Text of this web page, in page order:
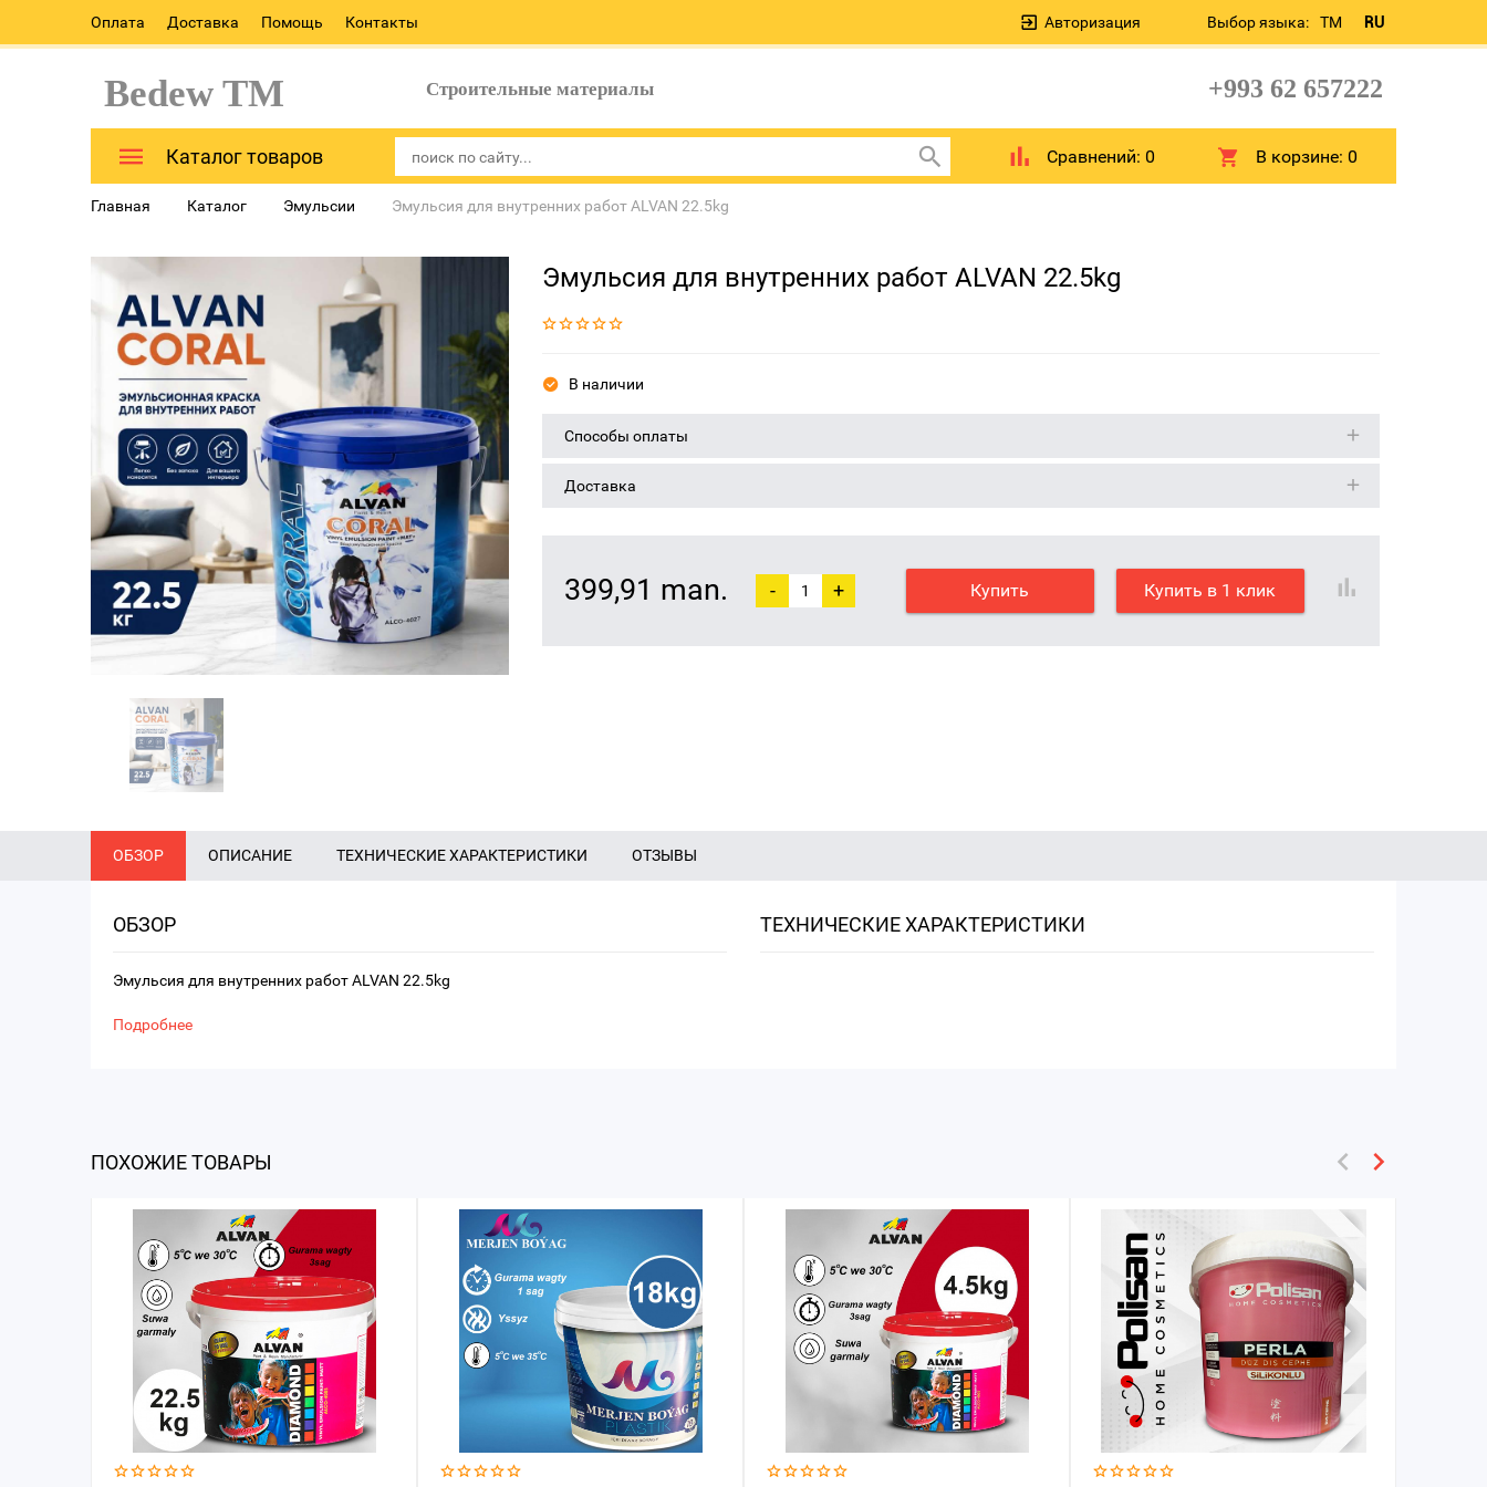
Оплата Доставка Помощь Контакты Выбор языка: TM RU
Авторизация
Bedew TM Строительные материалы +993 62 657222
Каталог товаров Сравнений: 0 В корзине:0
Главная Каталог Эмульсии Эмульсия для внутренних работ ALVAN 22.5kg
Эмульсия для внутренних работ ALVAN 22.5kg
В наличии
Способы оплаты
Доставка
399,91 man. - + Купить Купить в 1 клик
ОБЗОР ОПИСАНИЕ ТЕХНИЧЕСКИЕ ХАРАКТЕРИСТИКИ ОТЗЫВЫ
ОБЗОР
Эмульсия для внутренних работ ALVAN 22.5kg
Подробнее
ТЕХНИЧЕСКИЕ ХАРАКТЕРИСТИКИ
ПОХОЖИЕ ТОВАРЫ